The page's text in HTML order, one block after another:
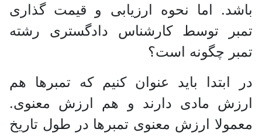
باشد. اما نحوه ارزیابی و قیمت گذاری
تمبر توسط کارشناس دادگستری رشته
تمبر چگونه است؟
در ابتدا باید عنوان کنیم که تمبر‌ها هم
ارزش مادی دارند و هم ارزش معنوی.
معمولا ارزش معنوی تمبر‌ها در طول تاریخ